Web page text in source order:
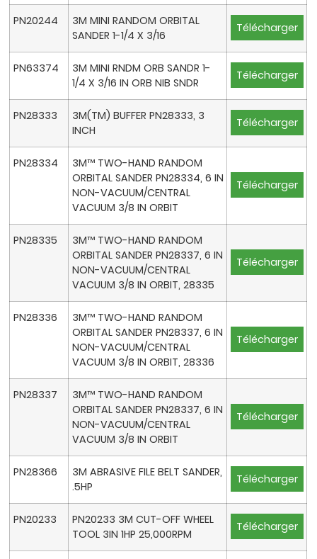
PN20244
3M MINI RANDOM ORBITAL
SANDER 1-1/4 X 3/16
Télécharger
PN63374
3M MINI RNDM ORB SANDR 1-
1/4 X 3/16 IN ORB NIB SNDR
Télécharger
PN28333
3M(TM) BUFFER PN28333, 3
INCH
Télécharger
PN28334
3M™ TWO-HAND RANDOM
ORBITAL SANDER PN28334, 6 IN
NON-VACUUM/CENTRAL
VACUUM 3/8 IN ORBIT
Télécharger
PN28335
3M™ TWO-HAND RANDOM
ORBITAL SANDER PN28337, 6 IN
NON-VACUUM/CENTRAL
VACUUM 3/8 IN ORBIT, 28335
Télécharger
PN28336
3M™ TWO-HAND RANDOM
ORBITAL SANDER PN28337, 6 IN
NON-VACUUM/CENTRAL
VACUUM 3/8 IN ORBIT, 28336
Télécharger
PN28337
3M™ TWO-HAND RANDOM
ORBITAL SANDER PN28337, 6 IN
NON-VACUUM/CENTRAL
VACUUM 3/8 IN ORBIT
Télécharger
PN28366
3M ABRASIVE FILE BELT SANDER,
.5HP
Télécharger
PN20233
PN20233 3M CUT-OFF WHEEL
TOOL 3IN 1HP 25,000RPM
Télécharger